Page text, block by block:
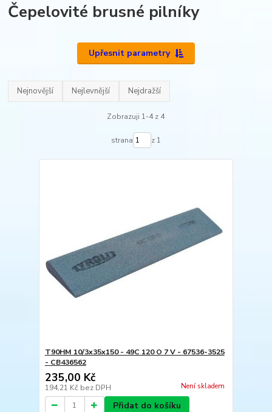
Čepelovité brusné pilníky
Upřesnit parametry
Nejnovější Nejlevnější Nejdražší
Zobrazuji 1-4 z 4
strana z 1
T90HM 10/3x35x150 - 49C 120 O 7 V - 67536-3525
- CB436562
235,00 Kč
194,21 Kč bez DPH Není skladem
Přidat do košíku